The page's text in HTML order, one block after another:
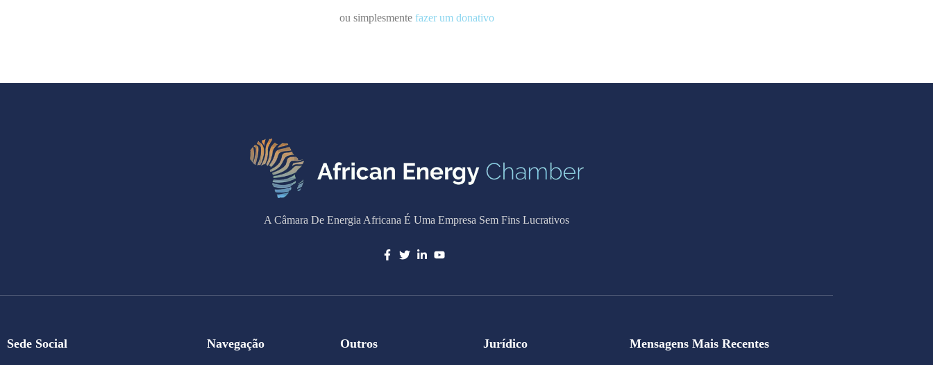
ou simplesmente fazer um donativo
A Câmara De Energia Africana É Uma Empresa Sem Fins Lucrativos
Sede Social Navegação Outros Jurídico Mensagens Mais Recentes